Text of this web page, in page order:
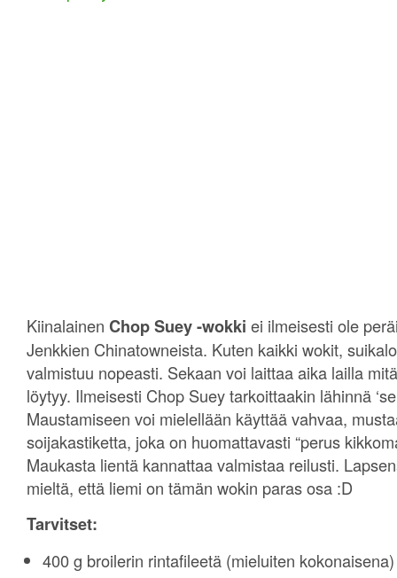
Kiinalainen Chop Suey -wokki ei ilmeisesti ole
Jenkkien Chinatowneista. Kuten kaikki wokit,
valmistuu nopeasti. Sekaan voi laittaa aika lailla
löytyy. Ilmeisesti Chop Suey tarkoittaakin lähinnä
Maustamiseen voi mielellään käyttää vahvaa,
soijakastiketta, joka on huomattavasti “perus
Maukasta lientä kannattaa valmistaa reilusti.
mieltä, että liemi on tämän wokin paras osa :D
Tarvitset:
400 g broilerin rintafileetä (mieluiten kokonaisena)